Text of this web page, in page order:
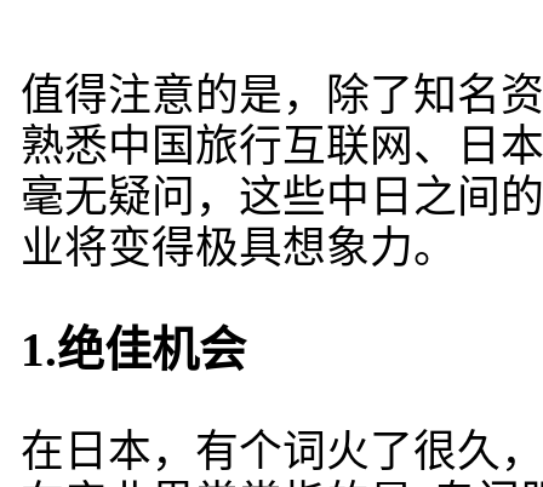
值得注意的是，除了知名
熟悉中国旅行互联网、日
毫无疑问，这些中日之间
业将变得极具想象力。
1.绝佳机会
在日本，有个词火了很久